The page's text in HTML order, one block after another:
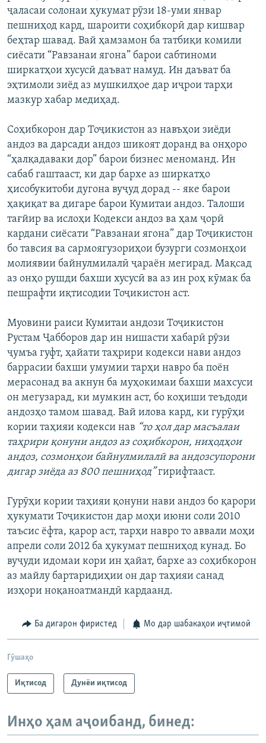
ҷаласаи солонаи ҳукумат рӯзи 18-уми январ
пешниҳод кард, шароити соҳибкорӣ дар кишвар
беҳтар шавад. Вай ҳамзамон ба татбиқи комили
сиёсати “Равзанаи ягона” барои сабтиноми
ширкатҳои хусусӣ даъват намуд. Ин даъват ба
эҳтимоли зиёд аз мушкилҳое дар иҷрои тарҳи
мазкур хабар медиҳад.
Соҳибкорон дар Тоҷикистон аз навъҳои зиёди
андоз ва дарсади андоз шикоят доранд ва онҳоро
“ҳалқадаваки дор” барои бизнес меноманд. Ин
сабаб гаштааст, ки дар бархе аз ширкатҳо
ҳисобукитоби дугона вуҷуд дорад -- яке барои
ҳақиқат ва дигаре барои Кумитаи андоз. Талоши
тағйир ва ислоҳи Кодекси андоз ва ҳам ҷорӣ
кардани сиёсати “Равзанаи ягона” дар Тоҷикистон
бо тавсия ва сармоягузориҳои бузурги созмонҳои
молиявии байнулмилалӣ ҷараён мегирад. Мақсад
аз онҳо рушди бахши хусусӣ ва аз ин роҳ кӯмак ба
пешрафти иқтисодии Тоҷикистон аст.
Муовини раиси Кумитаи андози Тоҷикистон
Рустам Ҷабборов дар ин нишасти хабарӣ рӯзи
ҷумъа гуфт, ҳайати таҳрири кодекси нави андоз
баррасии бахши умумии тарҳи навро ба поён
мерасонад ва акнун ба муҳокимаи бахши махсуси
он мегузарад, ки мумкин аст, бо коҳиши теъдоди
андозҳо тамом шавад. Вай илова кард, ки гурӯҳи
кории таҳияи кодекси нав “то ҳол дар масъалаи
таҳрири қонуни андоз аз соҳибкорон, ниҳодҳои
андоз, созмонҳои байнулмилалӣ ва андозсупорони
дигар зиёда аз 800 пешниҳод”гирифтааст.
Гурӯҳи кории таҳияи қонуни нави андоз бо қарори
ҳукумати Тоҷикистон дар моҳи июни соли 2010
таъсис ёфта, қарор аст, тарҳи навро то аввали моҳи
апрели соли 2012 ба ҳукумат пешниҳод кунад. Бо
вуҷуди идомаи кори ин ҳайат, бархе аз соҳибкорон
аз майлу бартаридиҳии он дар таҳияи санад
изҳори ноқаноатмандӣ кардаанд.
Ба дигарон фиристед Мо дар шабакаҳои иҷтимоӣ
Гӯшаҳо
Иқтисод Дунёи иқтисод
Инҳо ҳам аҷоибанд, бинед: